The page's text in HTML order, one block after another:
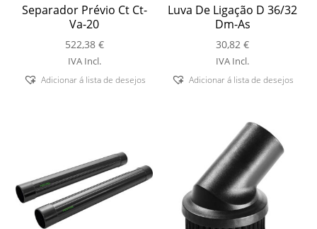
Separador Prévio Ct Ct-
Va-20
522,38 €
IVA Incl.
Adicionar á lista de desejos
Luva De Ligação D 36/32
Dm-As
30,82€
IVA Incl.
Adicionar á lista de desejos